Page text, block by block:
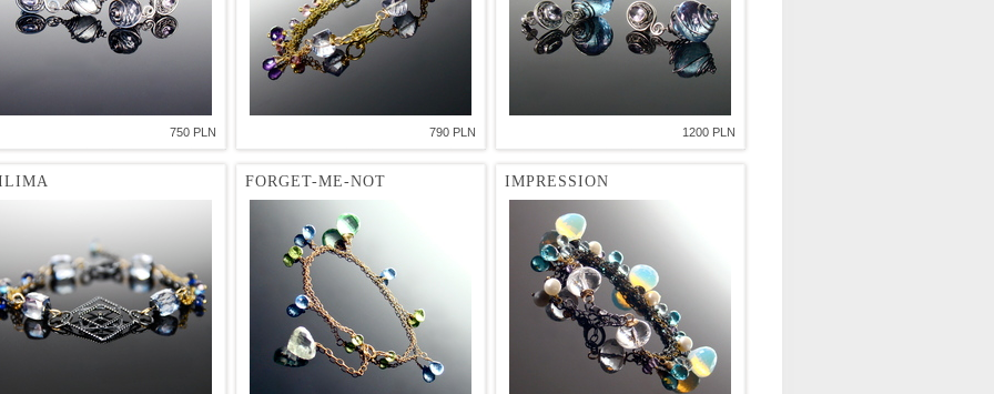
750 PLN 790 PLN 1200 PLN
FORGET-ME-NOT IMPRESSION